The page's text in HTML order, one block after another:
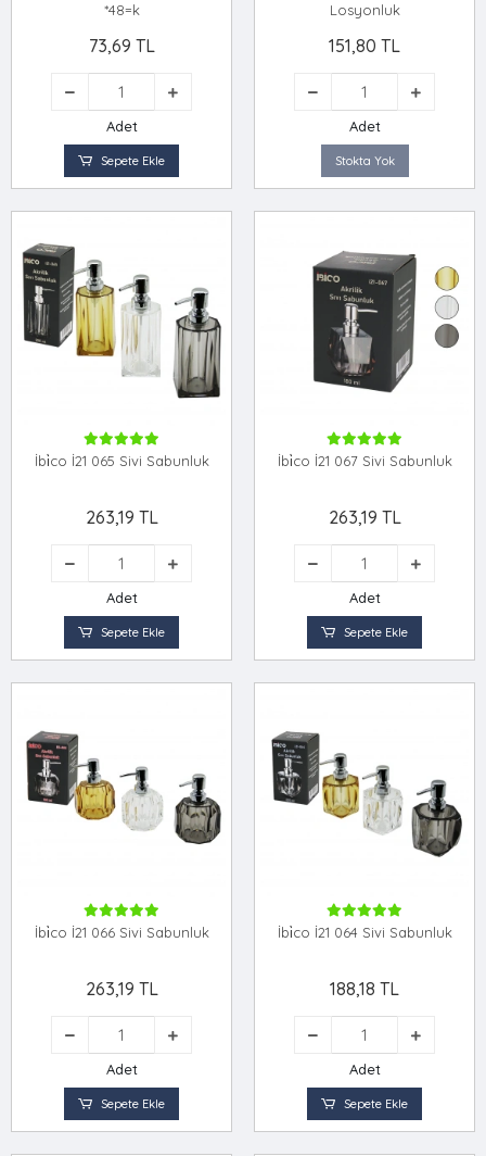
*48=k
73,69 TL
Adet
Sepete Ekle
Losyonluk
151,80 TL
Adet
Stokta Yok
İbi̇co İ21 065 Sivi Sabunluk
263,19 TL
Adet
Sepete Ekle
İbi̇co İ21 067 Sivi Sabunluk
263,19 TL
Adet
Sepete Ekle
İbi̇co İ21 066 Sivi Sabunluk
263,19 TL
Adet
Sepete Ekle
İbi̇co İ21 064 Sivi Sabunluk
188,18 TL
Adet
Sepete Ekle